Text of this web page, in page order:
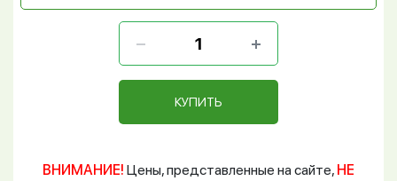
КУПИТЬ
ВНИМАНИЕ! Цены, представленные на сайте, НЕ